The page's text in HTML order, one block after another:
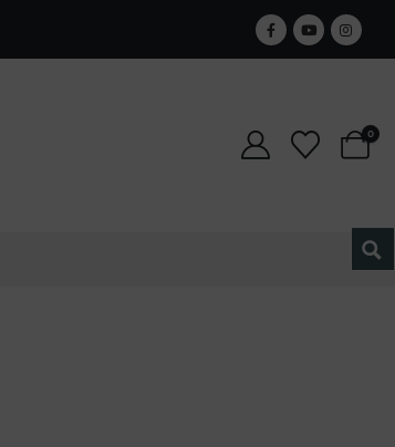
Iscriviti alla newsletter e ottieni il 25% di sconto per
0